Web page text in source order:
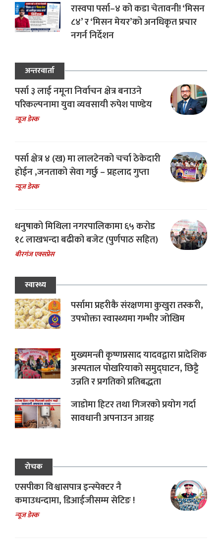
रास्वपा पर्सा–४ को कडा चेतावनी! ‘मिसन
८४’ र ‘मिसन मेयर’को अनधिकृत प्रचार
नगर्न निर्देशन
अन्तरवार्ता
पर्सा ३ लाई नमूना निर्वाचन क्षेत्र बनाउने
परिकल्पनामा युवा व्यवसायी रुपेश पाण्डेय
न्यूज डेस्क
पर्सा क्षेत्र ४ (ख) मा लालटेनको चर्चा ठेकेदारी
होईन ,जनताको सेवा गर्छु – प्रहलाद गुप्ता
न्यूज डेस्क
धनुषाको मिथिला नगरपालिकामा ६५ करोड
१८ लाखभन्दा बढीको बजेट (पुर्णपाठ सहित)
बीरगंज एक्सप्रेस
स्वास्थ्य
पर्सामा प्रहरीकै संरक्षणमा कुखुरा तस्करी,
उपभोक्ता स्वास्थ्यमा गम्भीर जोखिम
मुख्यमन्त्री कृष्णप्रसाद यादवद्वारा प्रादेशिक
अस्पताल पोखरियाको समुद्घाटन, छिट्टै
उन्नति र प्रगतिको प्रतिबद्धता
जाडोमा हिटर तथा गिजरको प्रयोग गर्दा
सावधानी अपनाउन आग्रह
रोचक
एसपीका विश्वासपात्र इन्स्पेक्टर नै
कमाउधन्दामा, डिआईजीसम्म सेटिङ !
न्यूज डेस्क